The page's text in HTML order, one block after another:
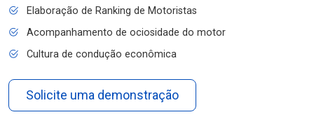
Elaboração de Ranking de Motoristas
Acompanhamento de ociosidade do motor
Cultura de condução econômica
Solicite uma demonstração